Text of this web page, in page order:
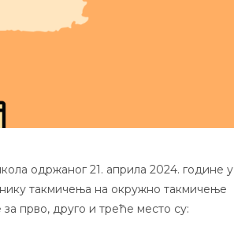
одржаног 21. априла 2024. године у
такмичења на окружно такмичење
прво, друго и треће место су: